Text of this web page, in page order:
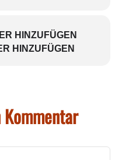
HINZUFÜGEN
HINZUFÜGEN